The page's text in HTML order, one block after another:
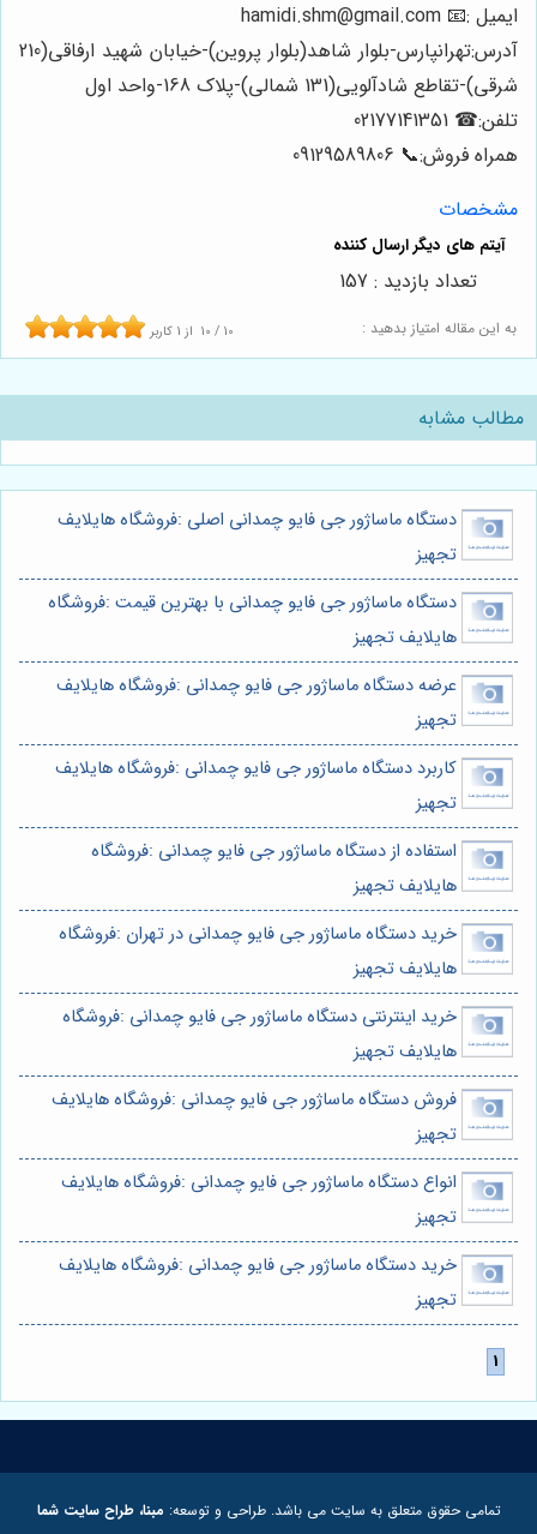
ایمیل :📧 hamidi.shm@gmail.com
آدرس:تهرانپارس-بلوار شاهد(بلوار پروین)-خیابان شهید ارفاقی(210
شرقی)-تقاطع شادآلویی(131 شمالی)-پلاک 168-واحد اول
تلفن:☎ 02177141351
همراه فروش:📞 09129589806
مشخصات
به این مقاله امتیاز بدهید : 10 / 10 از1 کاربر
تعداد بازدید : 157
مطالب مشابه
دستگاه ماساژور جی فایو چمدانی اصلی :فروشگاه هایلایف
تجهیز
دستگاه ماساژور جی فایو چمدانی با بهترین قیمت :فروشگاه
هایلایف تجهیز
عرضه دستگاه ماساژور جی فایو چمدانی :فروشگاه هایلایف
تجهیز
کاربرد دستگاه ماساژور جی فایو چمدانی :فروشگاه هایلایف
تجهیز
استفاده از دستگاه ماساژور جی فایو چمدانی :فروشگاه
هایلایف تجهیز
خرید دستگاه ماساژور جی فایو چمدانی در تهران :فروشگاه
هایلایف تجهیز
خرید اینترنتی دستگاه ماساژور جی فایو چمدانی :فروشگاه
هایلایف تجهیز
فروش دستگاه ماساژور جی فایو چمدانی :فروشگاه هایلایف
تجهیز
انواع دستگاه ماساژور جی فایو چمدانی :فروشگاه هایلایف
تجهیز
خرید دستگاه ماساژور جی فایو چمدانی :فروشگاه هایلایف
تجهیز
تمامی حقوق متعلق به سایت می باشد. طراحی و توسعه: مبنا، طراح سایت شما